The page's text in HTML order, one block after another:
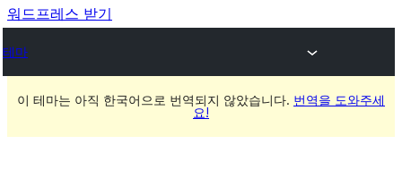
바
가
워드프레스 받기
테마
이 테마는 아직 한국어으로 번역되지 않았습니다. 번역을 도와주세
요!